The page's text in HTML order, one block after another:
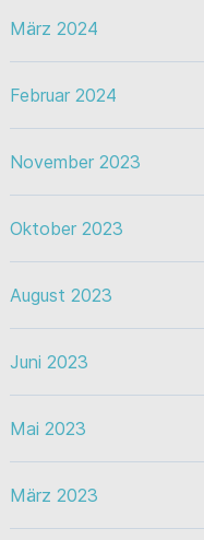
März 2024
Februar 2024
November 2023
Oktober 2023
August 2023
Juni 2023
Mai 2023
März 2023